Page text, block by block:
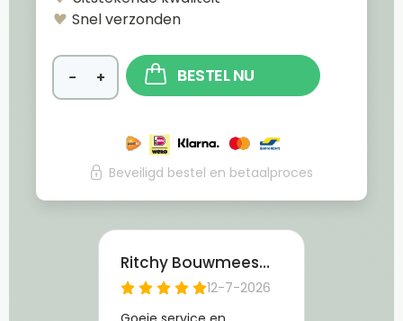
Snel verzonden
− + BESTEL NU
Beveiligd bestel en betaalproces